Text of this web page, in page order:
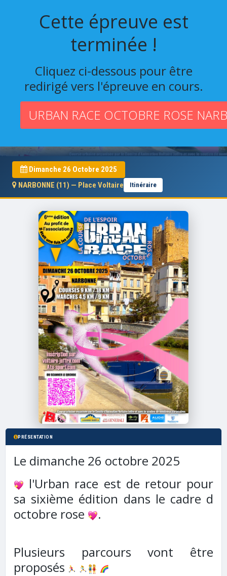
Cette épreuve est
terminée !
Cliquez ci-dessous pour être
redirigé vers l'épreuve en cours.
URBAN RACE OCTOBRE ROSE
Dimanche 26 Octobre 2025
NARBONNE (11) — Place Voltaire
Itinéraire
PRÉSENTATION
Le dimanche 26 octobre 2025
l'Urban race est de retour pour
sa sixième édition dans le cadre d
octobre rose
.
Plusieurs parcours vont être
proposés